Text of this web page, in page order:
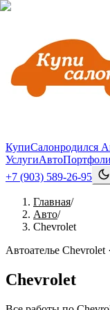
КупиСалонродился
УслугиАвто
+7 (903) 589-26-95
Главная/
Авто/
Chevrolet
Автоателье
Chevrolet